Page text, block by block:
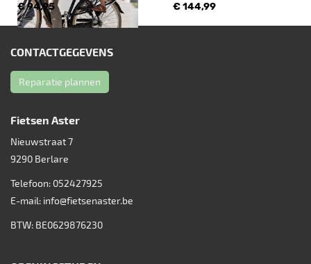
€ 94,95 € 144,99
CONTACTGEGEVENS
Reparatie plannen
Fietsen Aster
Nieuwstraat 7
9290 Berlare
Telefoon: 052427925
E-mail: info@fietsenaster.be
BTW: BE0629876230